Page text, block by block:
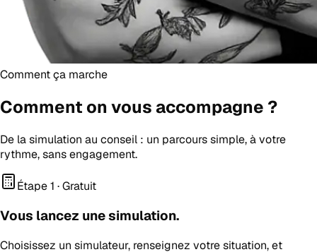
Comment ça marche
Comment on vous accompagne ?
De la simulation au conseil : un parcours simple, à votre
rythme, sans engagement.
Étape 1 · Gratuit
Vous lancez une simulation.
Choisissez un simulateur, renseignez votre situation, et